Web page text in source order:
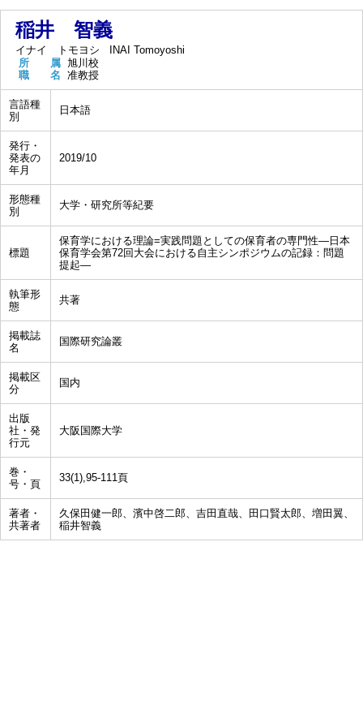
稲井 智義
イナイ トモヨシ
INAI Tomoyoshi
所 属 旭川校
職 名 准教授
言語種
別
日本語
発行・
発表の
年月
2019/10
形態種
別
大学・研究所等紀要
標題
保育学における理論=実践問題としての保育者の専門性―日本
保育学会第72回大会における自主シンポジウムの記録：問題
提起―
執筆形
態
共著
掲載誌
名
国際研究論叢
掲載区
分
国内
出版
社・発
行元
大阪国際大学
巻・
号・頁
33(1),95-111頁
著者・
共著者
久保田健一郎、濱中啓二郎、吉田直哉、田口賢太郎、増田翼、
稲井智義